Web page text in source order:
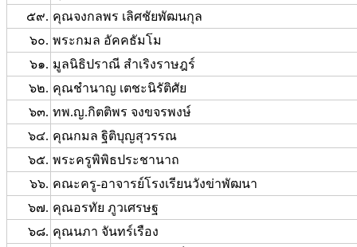
๕๙. คุณจงกลพร เลิศชัยพัฒนกุล
๖๐. พระกมล อัคคธัมโม
๖๑. มูลนิธิปราณี สำเริงราษฎร์
๖๒. คุณชำนาญ เตชะนิรัติศัย
๖๓. ทพ.ญ.กิตติพร จงขจรพงษ์
๖๔. คุณกมล ฐิติบุญสุวรรณ
๖๕. พระครูพิพิธประชานาถ
๖๖. คณะครู-อาจารย์โรงเรียนวังข่าพัฒนา
๖๗. คุณอรทัย ภูวเศรษฐ
๖๘. คุณนภา จันทร์เรือง